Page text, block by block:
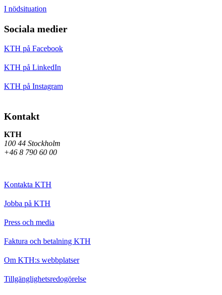
I nödsituation
Sociala medier
KTH på Facebook
KTH på LinkedIn
KTH på Instagram
Kontakt
KTH
100 44 Stockholm
+46 8 790 60 00
Kontakta KTH
Jobba på KTH
Press och media
Faktura och betalning KTH
Om KTH:s webbplatser
Tillgänglighetsredogörelse